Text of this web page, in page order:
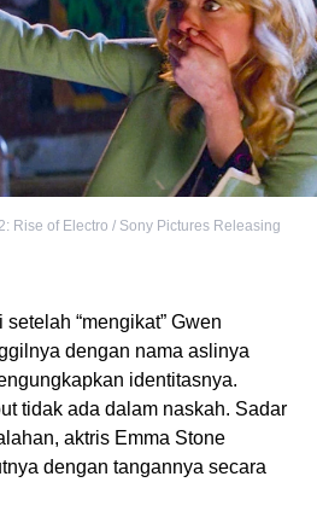
Rise of Electro / Sony Pictures Releasing
“mengikat” Gwen
dengan nama aslinya
identitasnya.
tidak ada dalam naskah. Sadar
aktris Emma Stone
dengan tangannya secara